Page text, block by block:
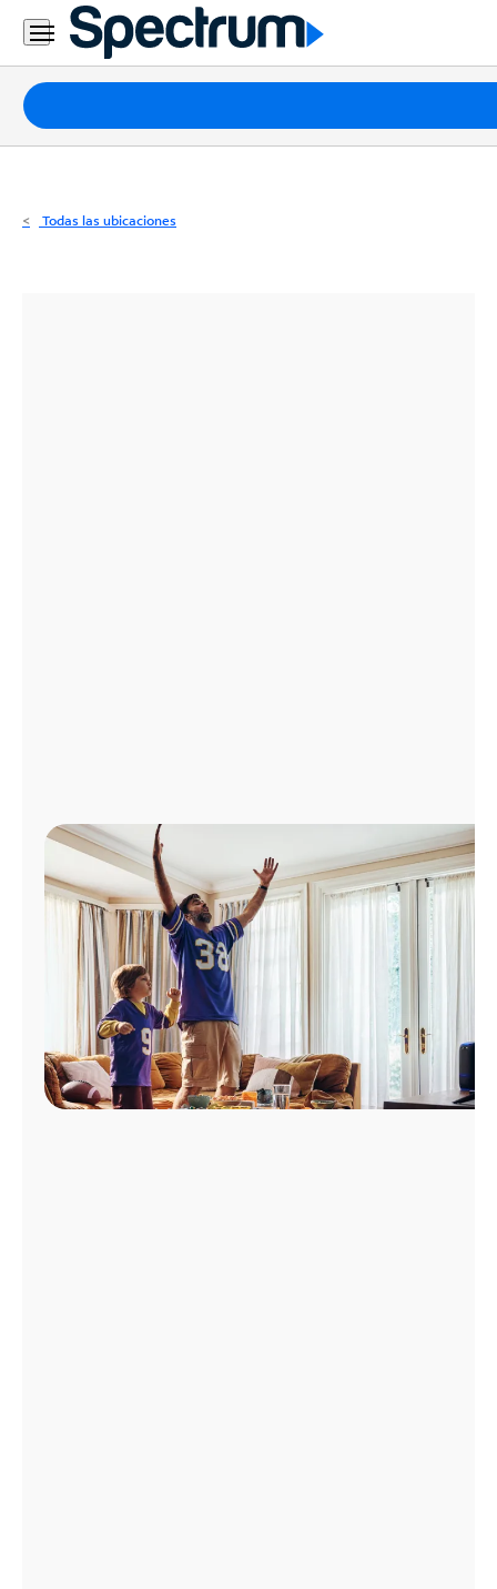
Residencial
Business
Paquetes
Internet
Todas las ubicaciones